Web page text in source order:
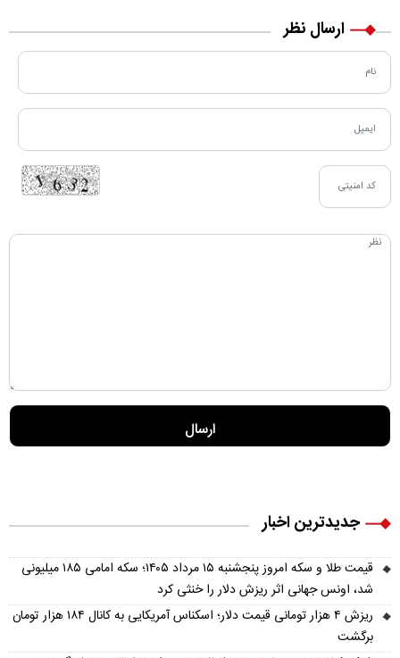
ارسال نظر
جدیدترین اخبار
قیمت طلا و سکه امروز پنجشنبه ۱۵ مرداد ۱۴۰۵؛ سکه امامی ۱۸۵ میلیونی
شد، اونس جهانی اثر ریزش دلار را خنثی کرد
ریزش ۴ هزار تومانی قیمت دلار؛ اسکناس آمریکایی به کانال ۱۸۴ هزار تومان
برگشت